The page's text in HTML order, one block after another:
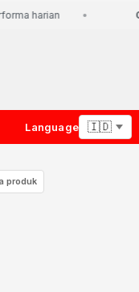
harian
Language
produk